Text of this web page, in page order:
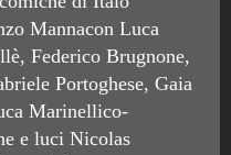
Mannacon Luca
Federico Brugnone,
Portoghese, Gaia
Marinellico-
e luci Nicolas